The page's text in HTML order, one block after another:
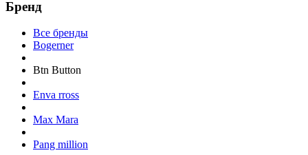
Бренд
Все бренды
Bogerner
Btn Button
Enva rross
Max Mara
Pang million